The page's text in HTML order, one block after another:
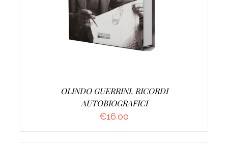
OLINDO GUERRINI. RICORDI
AUTOBIOGRAFICI
€16.00